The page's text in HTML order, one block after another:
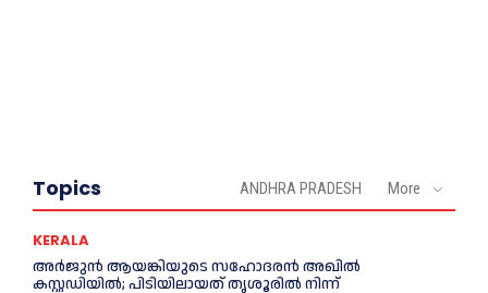
Topics ANDHRA PRADESH More
KERALA
അര്‍ജുന്‍ ആയങ്കിയുടെ സഹോദരന്‍ അഖില്‍
കസ്റ്റഡിയില്‍; പിടിയിലായത് തൃശൂരില്‍ നിന്ന്